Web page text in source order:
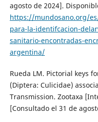
agosto de 2024].
https://mundosano.org/
para-la-identifcacion-
sanitario-encontradas-
argentina/
Rueda LM. Pictorial keys
(Diptera: Culicidae)
Transmission. Zootaxa
[Consultado el 31 de